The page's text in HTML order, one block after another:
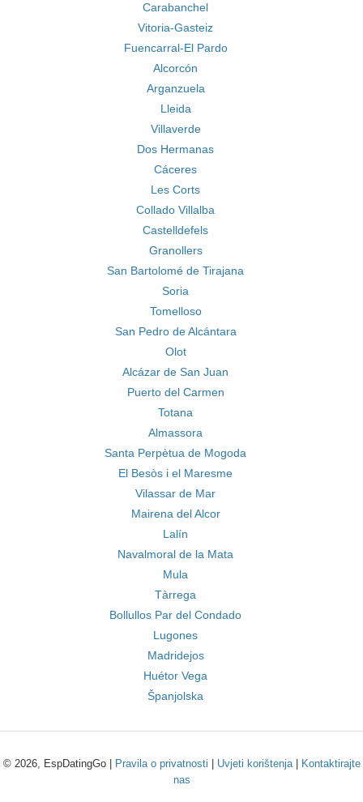
Carabanchel
Vitoria-Gasteiz
Fuencarral-El Pardo
Alcorcón
Arganzuela
Lleida
Villaverde
Dos Hermanas
Cáceres
Les Corts
Collado Villalba
Castelldefels
Granollers
San Bartolomé de Tirajana
Soria
Tomelloso
San Pedro de Alcántara
Olot
Alcázar de San Juan
Puerto del Carmen
Totana
Almassora
Santa Perpètua de Mogoda
El Besòs i el Maresme
Vilassar de Mar
Mairena del Alcor
Lalín
Navalmoral de la Mata
Mula
Tàrrega
Bollullos Par del Condado
Lugones
Madridejos
Huétor Vega
Španjolska
© 2026, EspDatingGo | Pravila o privatnosti Uvjeti korištenja|
Kontaktirajte
nas